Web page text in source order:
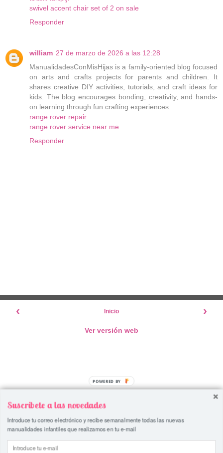
swivel accent chair set of 2 on sale
Responder
william 27 de marzo de 2026 a las 12:28
ManualidadesConMisHijas is a family-oriented blog focused
on arts and crafts projects for parents and children. It
shares creative DIY activities, tutorials, and craft ideas for
kids. The blog encourages bonding, creativity, and hands-
on learning through fun crafting experiences.
range rover repair
range rover service near me
Responder
‹ ›
Inicio
Ver versión web
Suscríbete a las novedades
Introduce tu correo electrónico y recibe semanalmente todas las nuevas
manualidades infantiles que realizamos en tu e-mail